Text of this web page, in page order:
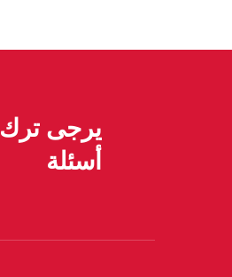
يرجى ترك
أسئلة